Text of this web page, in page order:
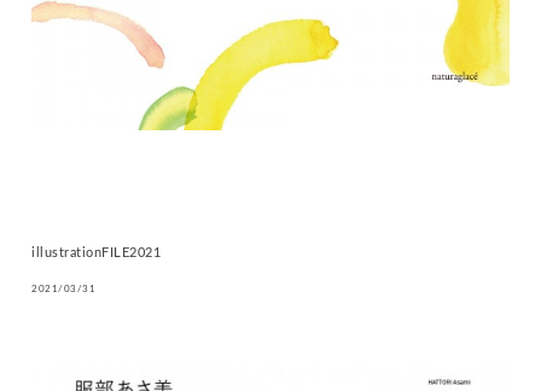
illustrationFILE2021
2021/03/31